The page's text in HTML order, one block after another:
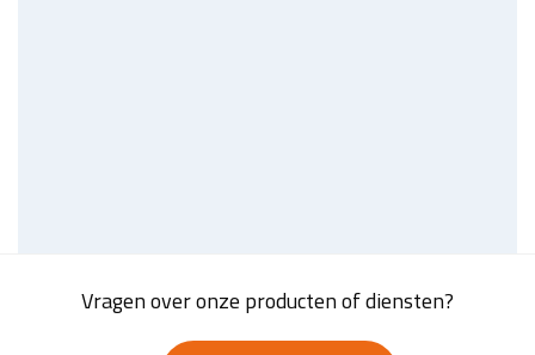
Vragen over onze producten of diensten?